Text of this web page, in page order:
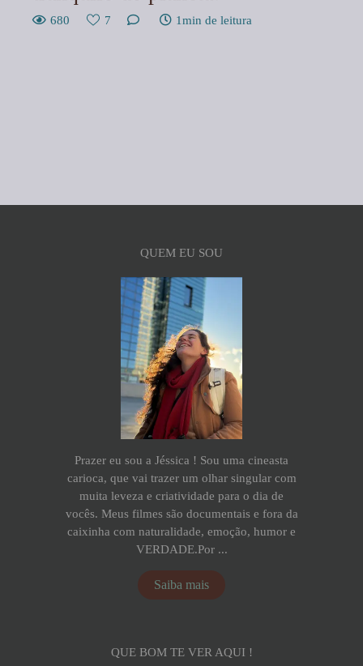
680 7 1min de leitura
QUEM EU SOU
Prazer eu sou a Jéssica ! Sou uma cineasta
carioca, que vai trazer um olhar singular com
muita leveza e criatividade para o dia de
vocês. Meus filmes são documentais e fora da
caixinha com naturalidade, emoção, humor e
VERDADE.Por ...
Saiba mais
QUE BOM TE VER AQUI !